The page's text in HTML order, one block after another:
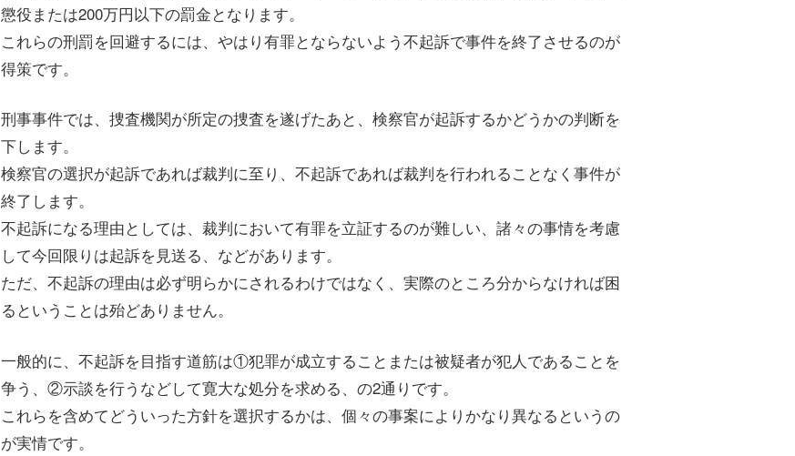
懲役または200万円以下の罰金となります。
これらの刑罰を回避するには、やはり有罪とならないよう不起訴で事件を終了させるのが
得策です。
刑事事件では、捜査機関が所定の捜査を遂げたあと、検察官が起訴するかどうかの判断を
下します。
検察官の選択が起訴であれば裁判に至り、不起訴であれば裁判を行われることなく事件が
終了します。
不起訴になる理由としては、裁判において有罪を立証するのが難しい、諸々の事情を考慮
して今回限りは起訴を見送る、などがあります。
ただ、不起訴の理由は必ず明らかにされるわけではなく、実際のところ分からなければ困
るということは殆どありません。
一般的に、不起訴を目指す道筋は①犯罪が成立することまたは被疑者が犯人であることを
争う、②示談を行うなどして寛大な処分を求める、の2通りです。
これらを含めてどういった方針を選択するかは、個々の事案によりかなり異なるというの
が実情です。